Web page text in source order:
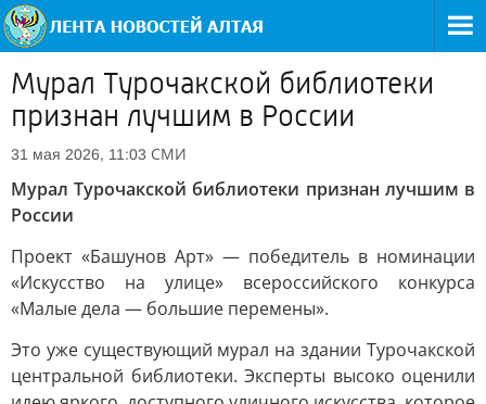
Мурал Турочакской библиотеки
признан лучшим в России
31 мая 2026, 11:03 СМИ
Мурал Турочакской библиотеки признан лучшим в
России
Проект «Башунов Арт» — победитель в номинации
«Искусство на улице» всероссийского конкурса
«Малые дела — большие перемены».
Это уже существующий мурал на здании Турочакской
центральной библиотеки. Эксперты высоко оценили